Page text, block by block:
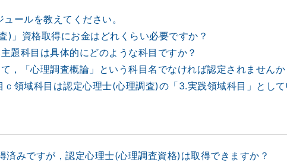
ールを教えてください。
)」資格取得にお金はどれくらい必要ですか？
主題科目は具体的にどのような科目ですか？
て，「心理調査概論」という科目名でなければ認定されませんか
領域科目は認定心理士(心理調査)の「3.実践領域科目」として
済みですが，認定心理士(心理調査資格)は取得できますか？